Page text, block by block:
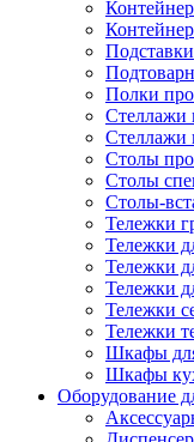
Подставки
Полки
Стеллажи
Стеллажи
Столы
Столы
Столы-
Тележки
Тележки
Тележки
Тележки
Тележки
Тележки
Шкафы
Шкафы
Оборудование